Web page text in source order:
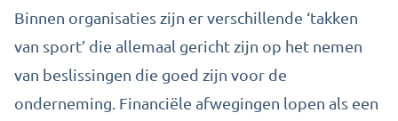
Binnen organisaties zijn er verschillende ‘takken
van sport’ die allemaal gericht zijn op het nemen
van beslissingen die goed zijn voor de
onderneming. Financiële afwegingen lopen als een